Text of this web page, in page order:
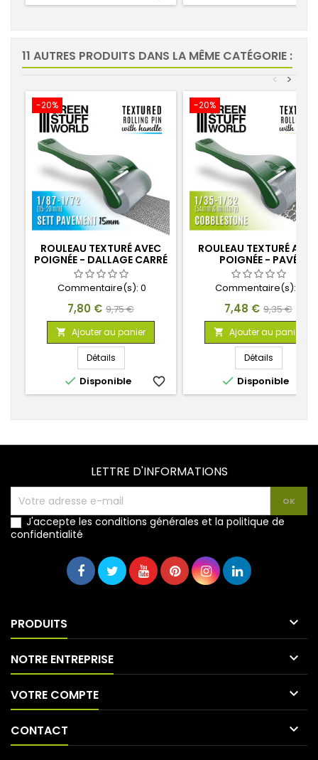
11 AUTRES PRODUITS DANS LA MÊME CATÉGORIE :
>
<
-20%
ROULEAU TEXTURÉ AVEC
POIGNÉE - DALLAGE CARRÉ
15MM
Commentaire(s): 0
Prix
7,80 € Prix
de
base
9,75 €
 Ajouter au panier
Détails
 Disponible favorite_border
-20%
ROULEAU TEXTURÉ AVEC
POIGNÉE - PAVÉ
Commentaire(s):
Prix
7,48 € Prix
de
base
9,35 €
 Ajouter au panier
Détails
 Disponible
LETTRE D'INFORMATIONS
J'accepte les conditions générales et la politique de
confidentialité
PRODUITS 
NOTRE ENTREPRISE 
VOTRE COMPTE 
CONTACT 